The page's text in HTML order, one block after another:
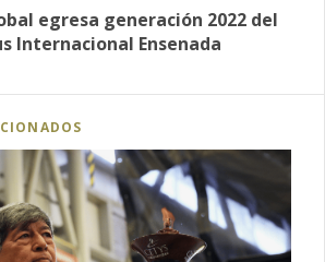
egresa generación 2022 del
Internacional Ensenada